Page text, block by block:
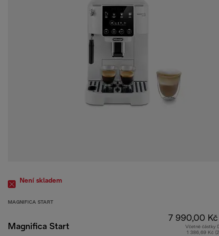
Není skladem
MAGNIFICA START
Magnifica Start
7 990,00 Kč
Včetně částky
1 386,69 Kč